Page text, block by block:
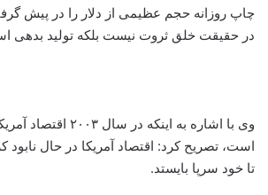
چاپ روزانه حجم عظیمی از دلار را در پیش
در حقیقت خلق ثروت نیست بلکه تولید بدهی
وی با اشاره به اینکه
است، تصریح کرد: اقتصاد آمریکا در حال نابود
تا خود سرپا بایستد.